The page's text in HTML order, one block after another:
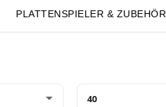
PLATTENSPIELER & ZUBEHÖR